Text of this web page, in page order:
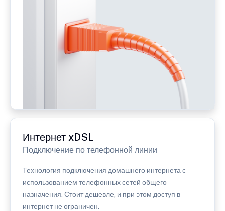
Интернет xDSL
Подключение по телефонной линии
Технология подключения домашнего интернета с
использованием телефонных сетей общего
назначения. Стоит дешевле, и при этом доступ в
интернет не ограничен.